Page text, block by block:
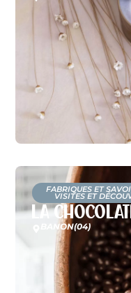
FABRIQUES ET
VISITES ET
La
BANON(04)